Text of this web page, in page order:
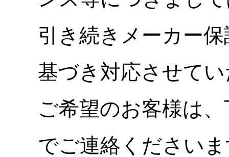
引き続きメーカー
基づき対応させて
ご希望のお客様は
でご連絡ください